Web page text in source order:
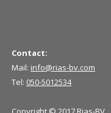
Contact:
Mail: info@rias-bv.com
Tel: 050-5012534